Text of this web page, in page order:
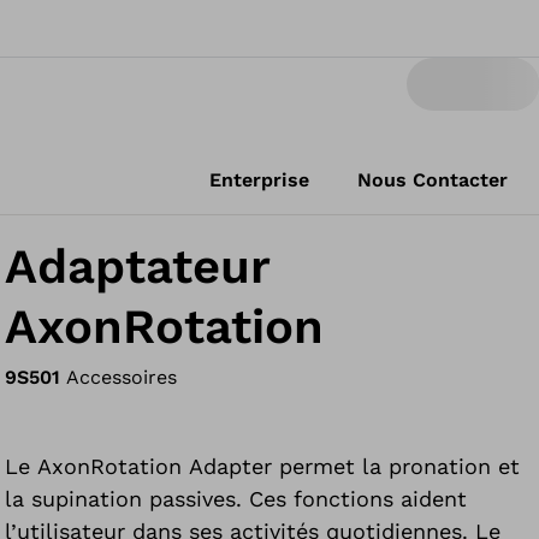
Enterprise Nous Contacter
Adaptateur
AxonRotation
9S501 Accessoires
Le AxonRotation Adapter permet la pronation et
la supination passives. Ces fonctions aident
l’utilisateur dans ses activités quotidiennes. Le